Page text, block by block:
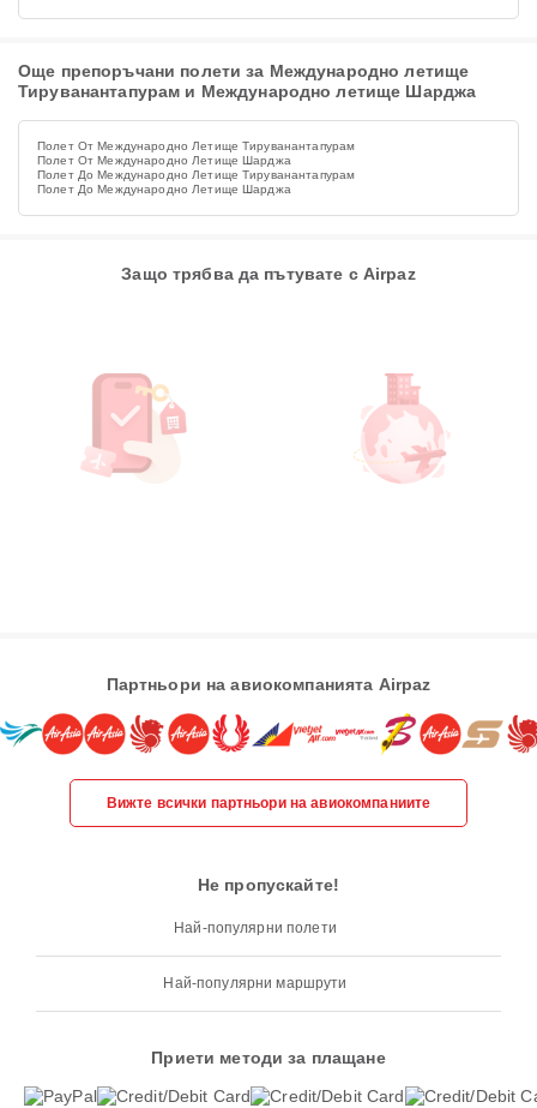
Още препоръчани полети за Международно летище
Тируванантапурам и Международно летище Шарджа
Полет От Международно Летище Тируванантапурам
Полет От Международно Летище Шарджа
Полет До Международно Летище Тируванантапурам
Полет До Международно Летище Шарджа
Защо трябва да пътувате с Airpaz
Партньори на авиокомпанията Airpaz
Вижте всички партньори на авиокомпаниите
Не пропускайте!
Най-популярни полети
Най-популярни маршрути
Приети методи за плащане